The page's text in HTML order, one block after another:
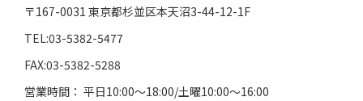
〒167-0031 東京都杉並区本天沼3-44-12-1F
TEL:03-5382-5477
FAX:03-5382-5288
営業時間： 平日10:00～18:00/土曜10:00～16:00